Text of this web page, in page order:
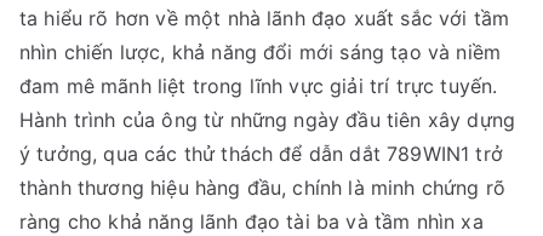
ta hiểu rõ hơn về một nhà lãnh đạo xuất sắc với tầm
nhìn chiến lược, khả năng đổi mới sáng tạo và niềm
đam mê mãnh liệt trong lĩnh vực giải trí trực tuyến.
Hành trình của ông từ những ngày đầu tiên xây dựng
ý tưởng, qua các thử thách để dẫn dắt 789WIN1 trở
thành thương hiệu hàng đầu, chính là minh chứng rõ
ràng cho khả năng lãnh đạo tài ba và tầm nhìn xa